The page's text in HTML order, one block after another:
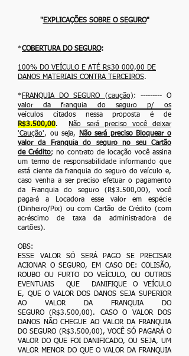
"EXPLICAÇÕES SOBRE O SEGURO"
*COBERTURA DO SEGURO:
100% DO VEÍCULO E ATÉ R$30 000,00 DE
DANOS MATERIAIS CONTRA TERCEIROS.
* FRANQUIA DO SEGURO (caução): --------- O
valor da franquia do seguro p/ os
veículos citados nessa proposta é de
R$3.500,00.
Não será preciso você deixar
'Caução', ou seja,
Não será preciso Bloquear o
valor da Franquia do seguro no seu Cartão
de Crédito; no contrato de locação você assina
um termo de responsabilidade informando que
está ciente da franquia do seguro do veículo e,
caso venha a ser preciso efetuar o pagamento
da Franquia do seguro (R$3.500,00), você
pagará a Locadora esse valor em espécie
(Dinheiro/Pix) ou com Cartão de Crédito (com
acréscimo de taxa da administradora de
cartões).
OBS:
ESSE VALOR SÓ SERÁ PAGO SE PRECISAR
ACIONAR O SEGURO, EM CASO DE: COLISÃO,
ROUBO OU FURTO DO VEÍCULO, OU OUTROS
EVENTUAIS QUE DANIFIQUE O VEÍCULO
E, QUE O VALOR DOS DANOS SEJA SUPERIOR
AO VALOR DA FRANQUIA DO
SEGURO(R$3.500,00). CASO O VALOR DOS
DANOS NÃO CHEGUE AO VALOR DA FRANQUIA
DOSEGURO (R$3.500,00), VOCÊ SÓ PAGARÁ O
VALOR DO QUE FOI DANIFICADO, OU SEJA, UM
VALOR MENOR DO QUE O VALOR DA FRANQUIA